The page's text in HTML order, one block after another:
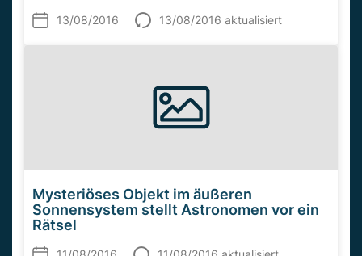
13/08/2016 13/08/2016 aktualisiert
Mysteriöses Objekt im äußeren
Sonnensystem stellt Astronomen vor ein
Rätsel